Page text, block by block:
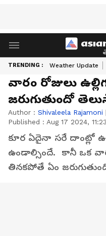
TRENDING : Weather Update
వారం రోజులు
జరుగుతుందో
Author : Shivaleela Rajamoni |
Published : Aug 17 2024,
కూర ఏదైనా సరే దాంట్లో
ఉండాల్సిందే. కానీ ఒక
తినకపోతే ఏం